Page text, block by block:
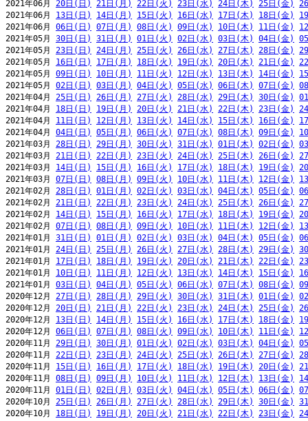
2021年06月 20日(日) 21日(月) 22日(火) 23日(水) 24日(木) 25日(金)
2021年06月 13日(日) 14日(月) 15日(火) 16日(水) 17日(木) 18日(金)
2021年06月 06日(日) 07日(月) 08日(火) 09日(水) 10日(木) 11日(金)
2021年05月 30日(日) 31日(月) 01日(火) 02日(水) 03日(木) 04日(金)
2021年05月 23日(日) 24日(月) 25日(火) 26日(水) 27日(木) 28日(金)
2021年05月 16日(日) 17日(月) 18日(火) 19日(水) 20日(木) 21日(金)
2021年05月 09日(日) 10日(月) 11日(火) 12日(水) 13日(木) 14日(金)
2021年05月 02日(日) 03日(月) 04日(火) 05日(水) 06日(木) 07日(金)
2021年04月 25日(日) 26日(月) 27日(火) 28日(水) 29日(木) 30日(金)
2021年04月 18日(日) 19日(月) 20日(火) 21日(水) 22日(木) 23日(金)
2021年04月 11日(日) 12日(月) 13日(火) 14日(水) 15日(木) 16日(金)
2021年04月 04日(日) 05日(月) 06日(火) 07日(水) 08日(木) 09日(金)
2021年03月 28日(日) 29日(月) 30日(火) 31日(水) 01日(木) 02日(金)
2021年03月 21日(日) 22日(月) 23日(火) 24日(水) 25日(木) 26日(金)
2021年03月 14日(日) 15日(月) 16日(火) 17日(水) 18日(木) 19日(金)
2021年03月 07日(日) 08日(月) 09日(火) 10日(水) 11日(木) 12日(金)
2021年02月 28日(日) 01日(月) 02日(火) 03日(水) 04日(木) 05日(金)
2021年02月 21日(日) 22日(月) 23日(火) 24日(水) 25日(木) 26日(金)
2021年02月 14日(日) 15日(月) 16日(火) 17日(水) 18日(木) 19日(金)
2021年02月 07日(日) 08日(月) 09日(火) 10日(水) 11日(木) 12日(金)
2021年01月 31日(日) 01日(月) 02日(火) 03日(水) 04日(木) 05日(金)
2021年01月 24日(日) 25日(月) 26日(火) 27日(水) 28日(木) 29日(金)
2021年01月 17日(日) 18日(月) 19日(火) 20日(水) 21日(木) 22日(金)
2021年01月 10日(日) 11日(月) 12日(火) 13日(水) 14日(木) 15日(金)
2021年01月 03日(日) 04日(月) 05日(火) 06日(水) 07日(木) 08日(金)
2020年12月 27日(日) 28日(月) 29日(火) 30日(水) 31日(木) 01日(金)
2020年12月 20日(日) 21日(月) 22日(火) 23日(水) 24日(木) 25日(金)
2020年12月 13日(日) 14日(月) 15日(火) 16日(水) 17日(木) 18日(金)
2020年12月 06日(日) 07日(月) 08日(火) 09日(水) 10日(木) 11日(金)
2020年11月 29日(日) 30日(月) 01日(火) 02日(水) 03日(木) 04日(金)
2020年11月 22日(日) 23日(月) 24日(火) 25日(水) 26日(木) 27日(金)
2020年11月 15日(日) 16日(月) 17日(火) 18日(水) 19日(木) 20日(金)
2020年11月 08日(日) 09日(月) 10日(火) 11日(水) 12日(木) 13日(金)
2020年11月 01日(日) 02日(月) 03日(火) 04日(水) 05日(木) 06日(金)
2020年10月 25日(日) 26日(月) 27日(火) 28日(水) 29日(木) 30日(金)
2020年10月 18日(日) 19日(月) 20日(火) 21日(水) 22日(木) 23日(金)